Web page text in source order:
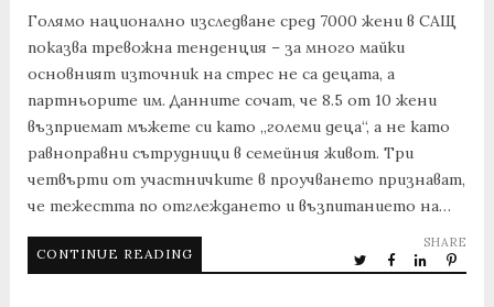
Голямо национално изследване сред 7000 жени в САЩ
показва тревожна тенденция – за много майки
основният източник на стрес не са децата, а
партньорите им. Данните сочат, че 8.5 от 10 жени
възприемат мъжете си като „големи деца“, а не като
равноправни сътрудници в семейния живот. Три
четвърти от участничките в проучването признават,
че тежестта по отглеждането и възпитанието на…
CONTINUE READING
SHARE